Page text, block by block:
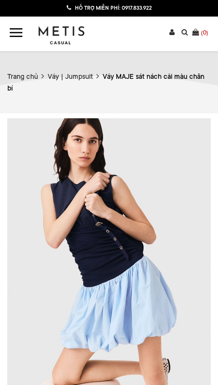
HỖ TRỢ MIỄN PHÍ: 0917.833.922
(0)
Trang chủ Váy | Jumpsuit
Váy MAJE sát nách cải màu chân
bí